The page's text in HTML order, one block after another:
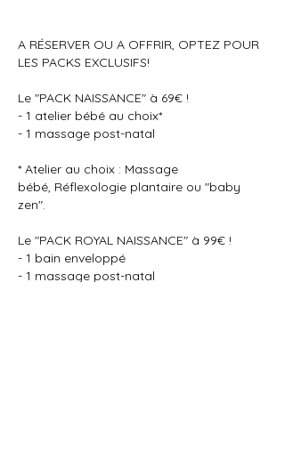
A RÉSERVER OU A OFFRIR, OPTEZ POUR
LES PACKS EXCLUSIFS!
​Le "PACK NAISSANCE" à 69€ !
- 1 atelier bébé au choix*
- 1 massage post-natal
* Atelier au choix : Massage
bébé, Réflexologie plantaire ou "baby
zen".
Le "PACK ROYAL NAISSANCE" à 99€ !
- 1 bain enveloppé
- 1 massage post-natal